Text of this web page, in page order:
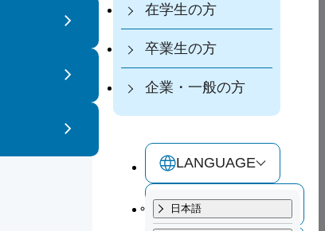
とじる
検索
在学生の方
卒業生の方
企業・一般の方
LANGUAGE
日本語交通アクセス
学部 入学者選抜